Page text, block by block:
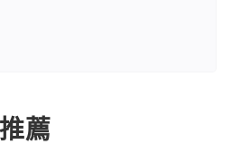
薦